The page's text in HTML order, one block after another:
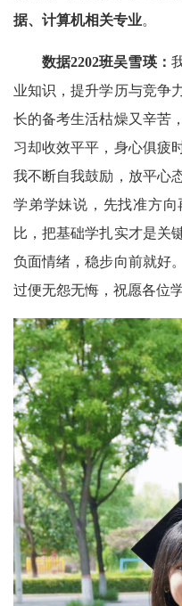
据、 计算机相关专业。
数据2202班吴雪瑛：
业知识，提升学历与竞争
长的备考生活枯燥又辛苦
习却收效平平，身心俱疲
我不断自我鼓励，放平心
学弟学妹说，先找准方
比，把基础学扎实才是关
负面情绪，稳步向前就好
过便无怨无悔，祝愿各位